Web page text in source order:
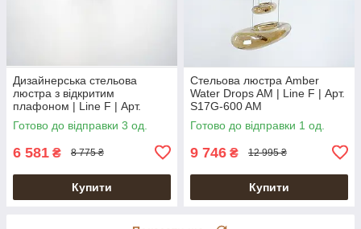
Дизайнерська стельова
люстра з відкритим
плафоном | Line F | Арт.
ZL1477/10
Готово до відправки 3 од.
6 581 ₴ 8 775 ₴
Купити
Стельова люстра Amber
Water Drops AM | Line F | Арт.
S17G-600 AM
Готово до відправки 1 од.
9 746 ₴ 12 995 ₴
Купити